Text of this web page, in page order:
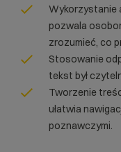
Wykorzystanie
pozwala
zrozumieć, co
Stosowanie
tekst był
Tworzenie
ułatwia
poznawczymi.